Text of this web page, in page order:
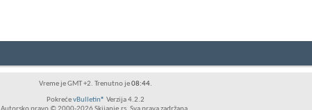
Vreme je GMT +2. Trenutno je08:44.
PokrećevBulletin® Verzija 4.2.2